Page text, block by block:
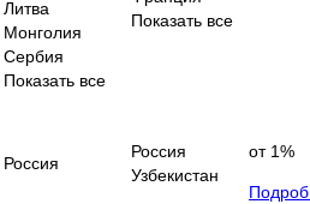
Литва
Монголия
Сербия
Показать все
Показать все
Россия
Россия
Узбекистан
от 1%